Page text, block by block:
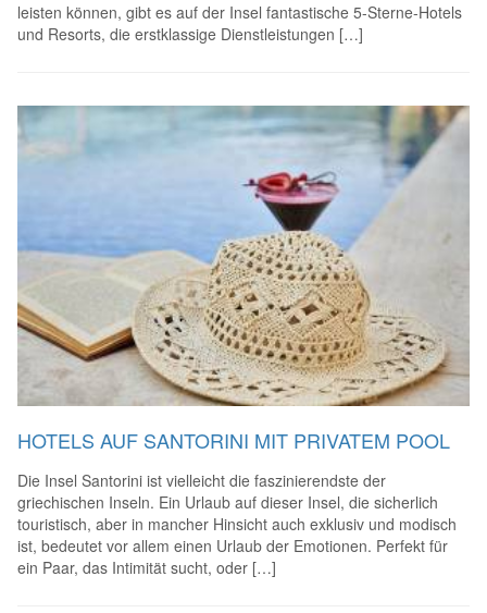
leisten können, gibt es auf der Insel fantastische 5-Sterne-Hotels
und Resorts, die erstklassige Dienstleistungen […]
HOTELS AUF SANTORINI MIT PRIVATEM POOL
Die Insel Santorini ist vielleicht die faszinierendste der
griechischen Inseln. Ein Urlaub auf dieser Insel, die sicherlich
touristisch, aber in mancher Hinsicht auch exklusiv und modisch
ist, bedeutet vor allem einen Urlaub der Emotionen. Perfekt für
ein Paar, das Intimität sucht, oder […]